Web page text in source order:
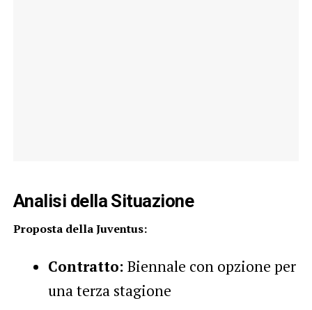
Analisi della Situazione
Proposta della Juventus:
Contratto: Biennale con opzione per
una terza stagione